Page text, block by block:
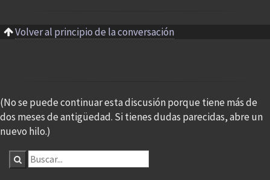
Volver al principio de la conversación
(No se puede continuar esta discusión porque tiene más de
dos meses de antigüedad. Si tienes dudas parecidas, abre un
nuevo hilo.)